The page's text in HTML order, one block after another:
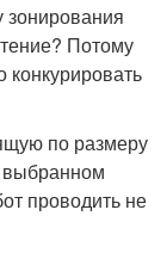
зонирования
Потому
по размеру
выбранном
проводить не